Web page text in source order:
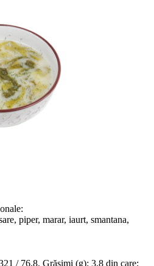
piper, marar, iaurt, smantana,
/ 76.8, Grăsimi (g): 3.8 din care: